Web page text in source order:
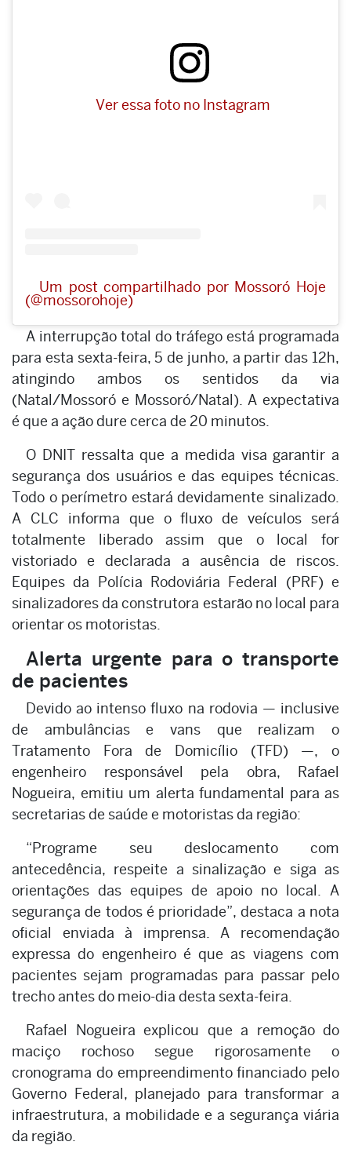
Ver essa foto no Instagram
Um post compartilhado por Mossoró Hoje
(@mossorohoje)
A interrupção total do tráfego está programada
para esta sexta-feira, 5 de junho, a partir das 12h,
atingindo ambos os sentidos da via
(Natal/Mossoró e Mossoró/Natal). A expectativa
é que a ação dure cerca de 20 minutos.
O DNIT ressalta que a medida visa garantir a
segurança dos usuários e das equipes técnicas.
Todo o perímetro estará devidamente sinalizado.
A CLC informa que o fluxo de veículos será
totalmente liberado assim que o local for
vistoriado e declarada a ausência de riscos.
Equipes da Polícia Rodoviária Federal (PRF) e
sinalizadores da construtora estarão no local para
orientar os motoristas.
Alerta urgente para o transporte
de pacientes
Devido ao intenso fluxo na rodovia — inclusive
de ambulâncias e vans que realizam o
Tratamento Fora de Domicílio (TFD) —, o
engenheiro responsável pela obra, Rafael
Nogueira, emitiu um alerta fundamental para as
secretarias de saúde e motoristas da região:
“Programe seu deslocamento com
antecedência, respeite a sinalização e siga as
orientações das equipes de apoio no local. A
segurança de todos é prioridade”, destaca a nota
oficial enviada à imprensa. A recomendação
expressa do engenheiro é que as viagens com
pacientes sejam programadas para passar pelo
trecho antes do meio-dia desta sexta-feira.
Rafael Nogueira explicou que a remoção do
maciço rochoso segue rigorosamente o
cronograma do empreendimento financiado pelo
Governo Federal, planejado para transformar a
infraestrutura, a mobilidade e a segurança viária
da região.